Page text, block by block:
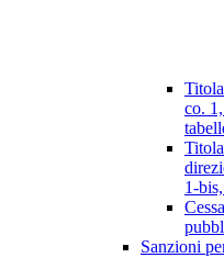
co.
1-
Sanzioni